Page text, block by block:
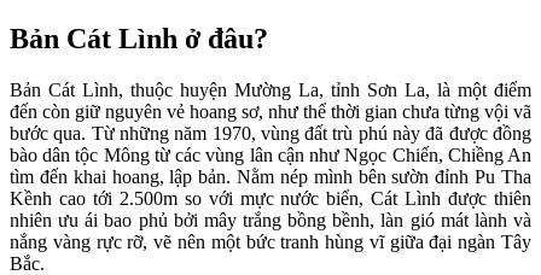
Bản Cát Lình ở đâu?
Bản Cát Lình, thuộc huyện Mường La, tỉnh Sơn La, là một điểm
đến còn giữ nguyên vẻ hoang sơ, như thể thời gian chưa từng vội vã
bước qua. Từ những năm 1970, vùng đất trù phú này đã được đồng
bào dân tộc Mông từ các vùng lân cận như Ngọc Chiến, Chiềng An
tìm đến khai hoang, lập bản. Nằm nép mình bên sườn đỉnh Pu Tha
Kềnh cao tới 2.500m so với mực nước biển, Cát Lình được thiên
nhiên ưu ái bao phủ bởi mây trắng bồng bềnh, làn gió mát lành và
nắng vàng rực rỡ, vẽ nên một bức tranh hùng vĩ giữa đại ngàn Tây
Bắc.